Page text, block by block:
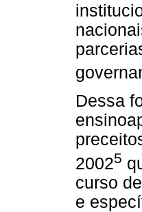
Dessa
20025
curso
e